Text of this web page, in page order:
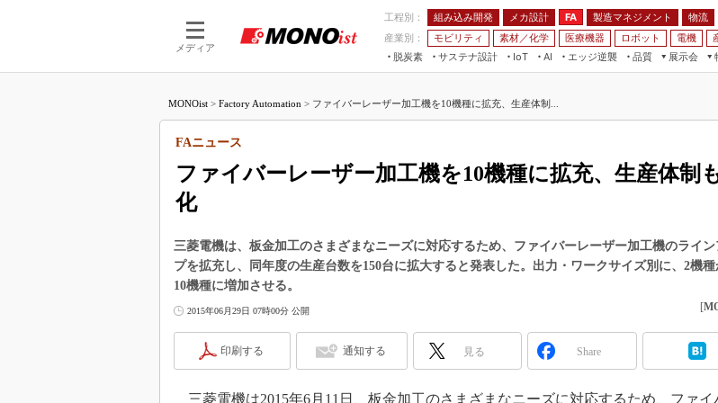
メディア
工程別： 組み込み開発 メカ設計 FA 製造マネジメント 物流
産業別：
モビリティ 素材／化学 医療機器 ロボット 電機
脱炭素
サステナ設計
IoT
つながる工場
AI
AI×設備保全
エッジ逆襲 品質
展示会
JIMTOF
IIFES
TECHNO-FRONTIER
EdgeTech+
日本ものづくりワールド
AUTOMOTIVE WORLD
つながるクルマ
VR／AR
フィールドサービス
組み込み画像技術
組み込みモデリング
ISO26262
FA
MONOist > Factory Automation > ファイバーレーザー加工機を10機種に拡充、生産体制...
ファイバーレーザー加工機を10機種に拡充、生産体制
化
FAニュース
三菱電機は、板金加工のさまざまなニーズに対応するため、ファイバーレーザー加工機のライン
プを拡充し、同年度の生産台数を150台に拡大すると発表した。出力・ワークサイズ別に、2機種
10機種に増加させる。
2015年06月29日 07時00分 公開 [
印刷する 通知する 見る Share
三菱電機は2015年6月11日、板金加工のさまざまなニーズに対応するため、ファイ